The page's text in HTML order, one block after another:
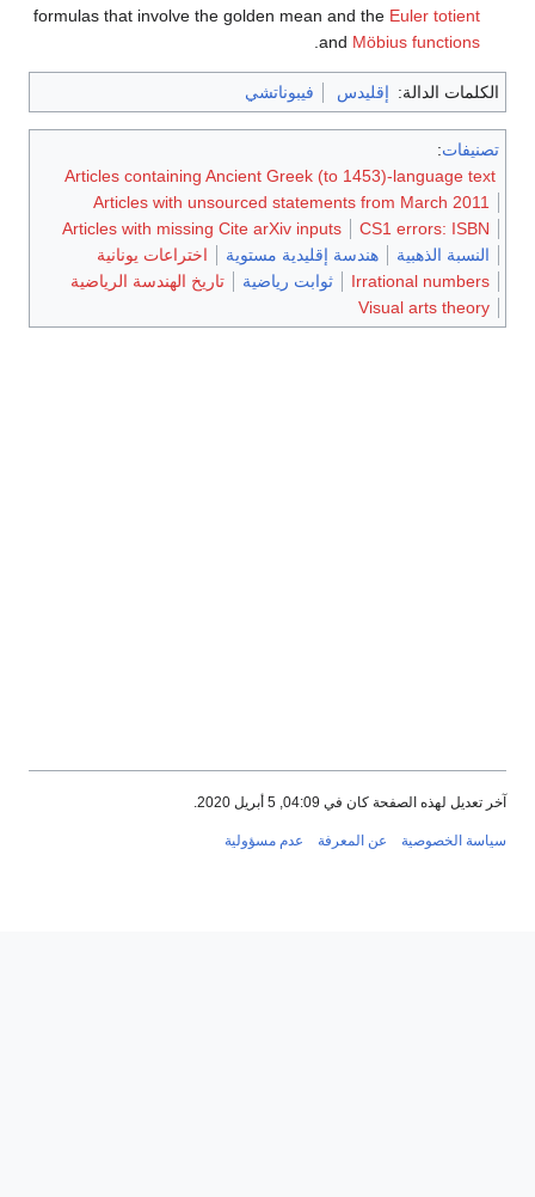
formulas that involve the golden mean
فيبوناتشي
Articles containing Ancient Greek
Articles with unsourced
Articles with missing Cite arXiv
مستوية
اختراعات يونانية
ثوابت رياضية
تاريخ الهندسة الرياضية
عدم مسؤولية